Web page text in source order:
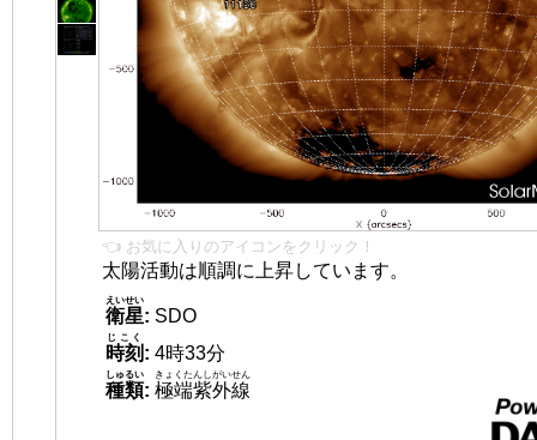
👈 お気に入りのアイコンをクリック！
太陽活動は順調に上昇しています。
衛星
えいせい
: SDO
時刻
じこく
: 4時33分
種類
しゅるい
: 極端紫外線
きょくたんしがいせん